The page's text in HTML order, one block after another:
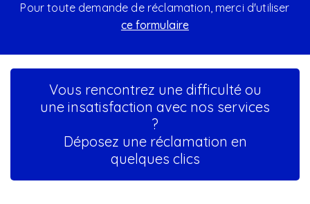
Pour toute demande de réclamation, merci d'utiliser
ce formulaire
Vous rencontrez une difficulté ou
une insatisfaction avec nos services
?
Déposez une réclamation en
quelques clics